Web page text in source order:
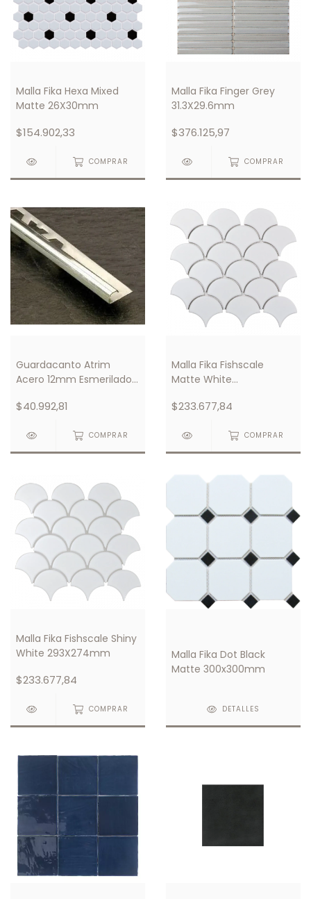
Malla Fika Hexa Mixed
Matte 26X30mm
$154.902,33
COMPRAR
Malla Fika Finger Grey
31.3X29.6mm
$376.125,97
COMPRAR
Guardacanto Atrim
Acero 12mm Esmerilado
$40.992,81
COMPRAR
Malla Fika Fishscale
Matte White
$233.677,84
COMPRAR
Malla Fika Fishscale Shiny
White 293X274mm
$233.677,84
COMPRAR
Malla Fika Dot Black
Matte 300x300mm
DETALLES